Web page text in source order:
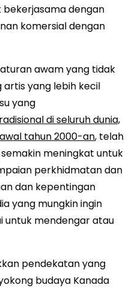
dengan
komersial dengan
awam yang tidak
yang lebih kecil
yang
di seluruh dunia,
tahun 2000-an, telah
meningkat untuk
perkhidmatan dan
dan kepentingan
yang mungkin ingin
untuk mendengar atau
pendekatan yang
budaya Kanada